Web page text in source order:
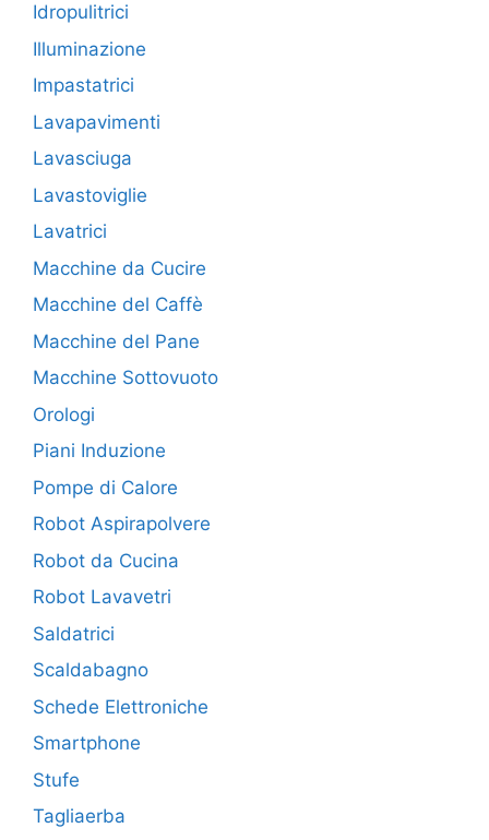
Idropulitrici
Illuminazione
Impastatrici
Lavapavimenti
Lavasciuga
Lavastoviglie
Lavatrici
Macchine da Cucire
Macchine del Caffè
Macchine del Pane
Macchine Sottovuoto
Orologi
Piani Induzione
Pompe di Calore
Robot Aspirapolvere
Robot da Cucina
Robot Lavavetri
Saldatrici
Scaldabagno
Schede Elettroniche
Smartphone
Stufe
Tagliaerba